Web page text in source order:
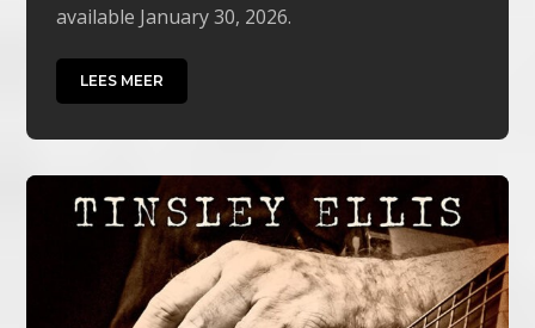
available January 30, 2026.
LEES MEER